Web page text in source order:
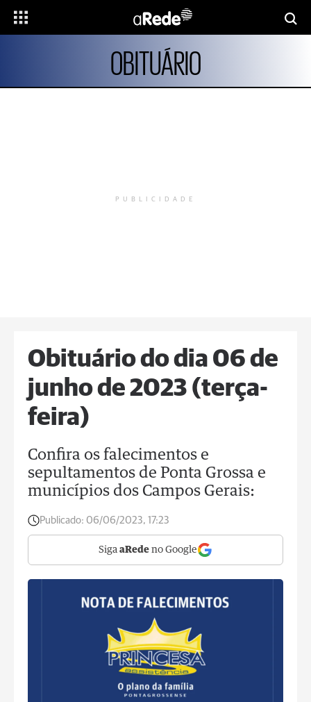
OBITUÁRIO
PUBLICIDADE
Obituário do dia 06 de
junho de 2023 (terça-
feira)
Confira os falecimentos e
sepultamentos de Ponta Grossa e
municípios dos Campos Gerais:
Publicado: 06/06/2023, 17:23
Siga aRede no Google